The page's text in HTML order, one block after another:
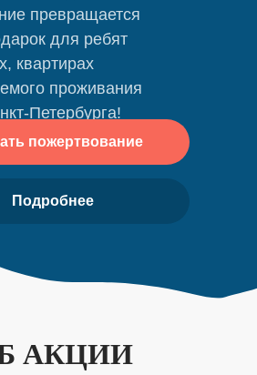
превращается
для ребят
квартирах
проживания
пожертвование
Подробнее
АКЦИИ